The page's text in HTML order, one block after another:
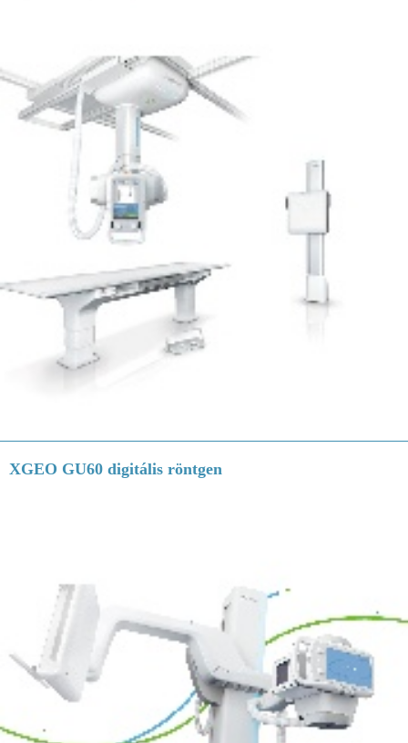
XGEO GU60 digitális röntgen